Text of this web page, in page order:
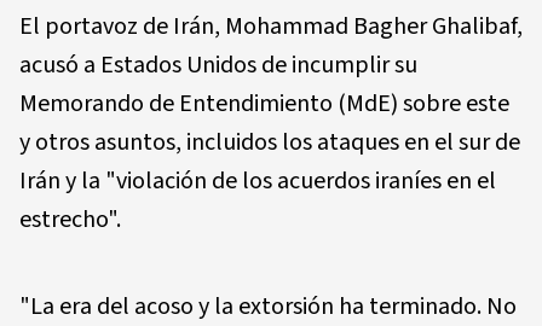
El portavoz de Irán, Mohammad Bagher Ghalibaf,
acusó a Estados Unidos de incumplir su
Memorando de Entendimiento (MdE) sobre este
y otros asuntos, incluidos los ataques en el sur de
Irán y la "violación de los acuerdos iraníes en el
estrecho".
"La era del acoso y la extorsión ha terminado. No